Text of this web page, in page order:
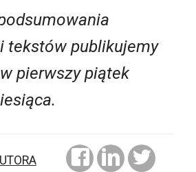
tekstów publikujemy
pierwszy piątek